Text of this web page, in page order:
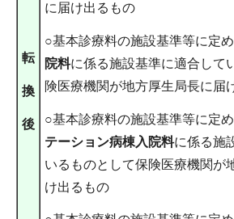
転
換
後
に届け出るもの
○基本診療料の施設基準等に定
院料に係る施設基準に適合して
険医療機関が地方厚生局長に届
○基本診療料の施設基準等に定
テーション病棟入院料に係る施
いるものとして保険医療機関が
け出るもの